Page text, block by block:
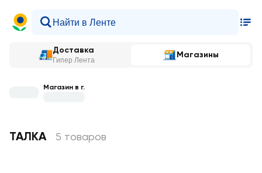
Доставка
Гипер Лента
Магазины
Магазин в г.
ТАЛКА 5 товаров